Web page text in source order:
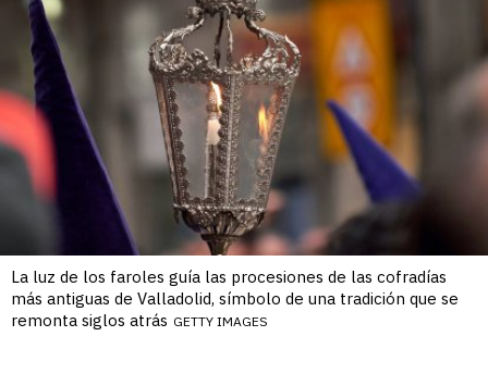
La luz de los faroles guía las procesiones de las cofradías
más antiguas de Valladolid, símbolo de una tradición que se
remonta siglos atrás GETTY IMAGES